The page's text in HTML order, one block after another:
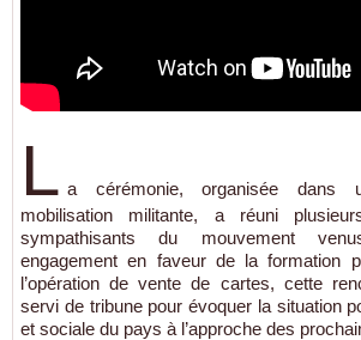
L a cérémonie, organisée dans
mobilisation militante, a réuni
sympathisants du mouvement
engagement en faveur de la formation
l’opération de vente de cartes, cette
servi de tribune pour évoquer la situation
et sociale du pays à l’approche des